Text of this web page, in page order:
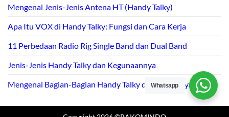
Mengenal Jenis-Jenis Antena HT (Handy Talky)
Apa Itu VOX di Handy Talky: Fungsi dan Cara Kerja
11 Perbedaan Radio Rig Single Band dan Dual Band
Jenis-Jenis Handy Talky dan Kegunaannya
Mengenal Bagian-Bagian Handy Talky dan Fungsinya
Whatsapp